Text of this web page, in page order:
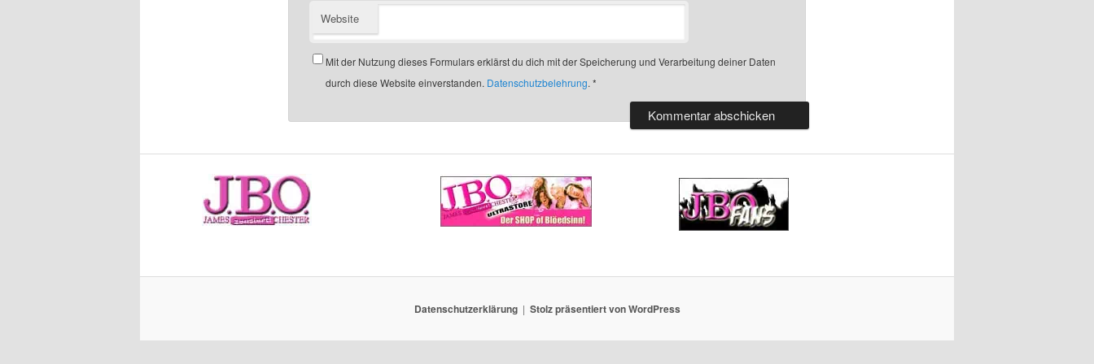
Website
Mit der Nutzung dieses Formulars erklärst du dich mit der Speicherung und Verarbeitung deiner Daten
durch diese Website einverstanden. Datenschutzbelehrung. *
Datenschutzerklärung Stolz präsentiert von WordPress